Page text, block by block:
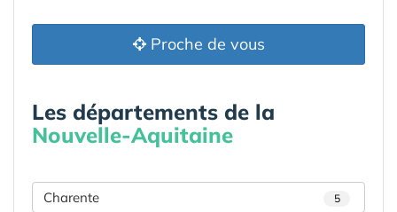
Proche de vous
Les départements de la
Nouvelle-Aquitaine
Charente 5